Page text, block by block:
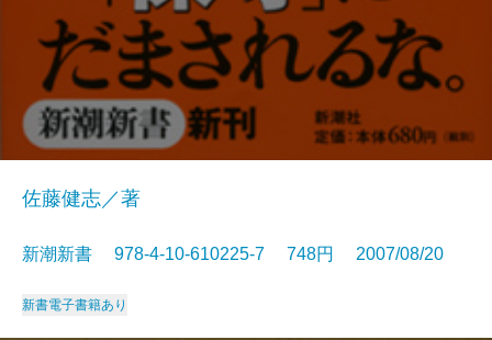
佐藤健志／著
新潮新書 978-4-10-610225-7 748円 2007/08/20
新書電子書籍あり